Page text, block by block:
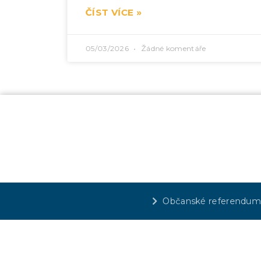
ČÍST VÍCE »
05/03/2026 Žádné komentáře
Občanské referendum